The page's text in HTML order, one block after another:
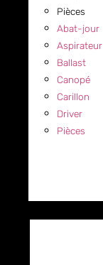
Pièces
Abat-jour
Aspirateur
Ballast
Canopé
Carillon
Driver
Pièces